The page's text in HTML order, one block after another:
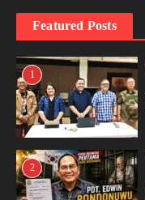
Featured Posts
1
2